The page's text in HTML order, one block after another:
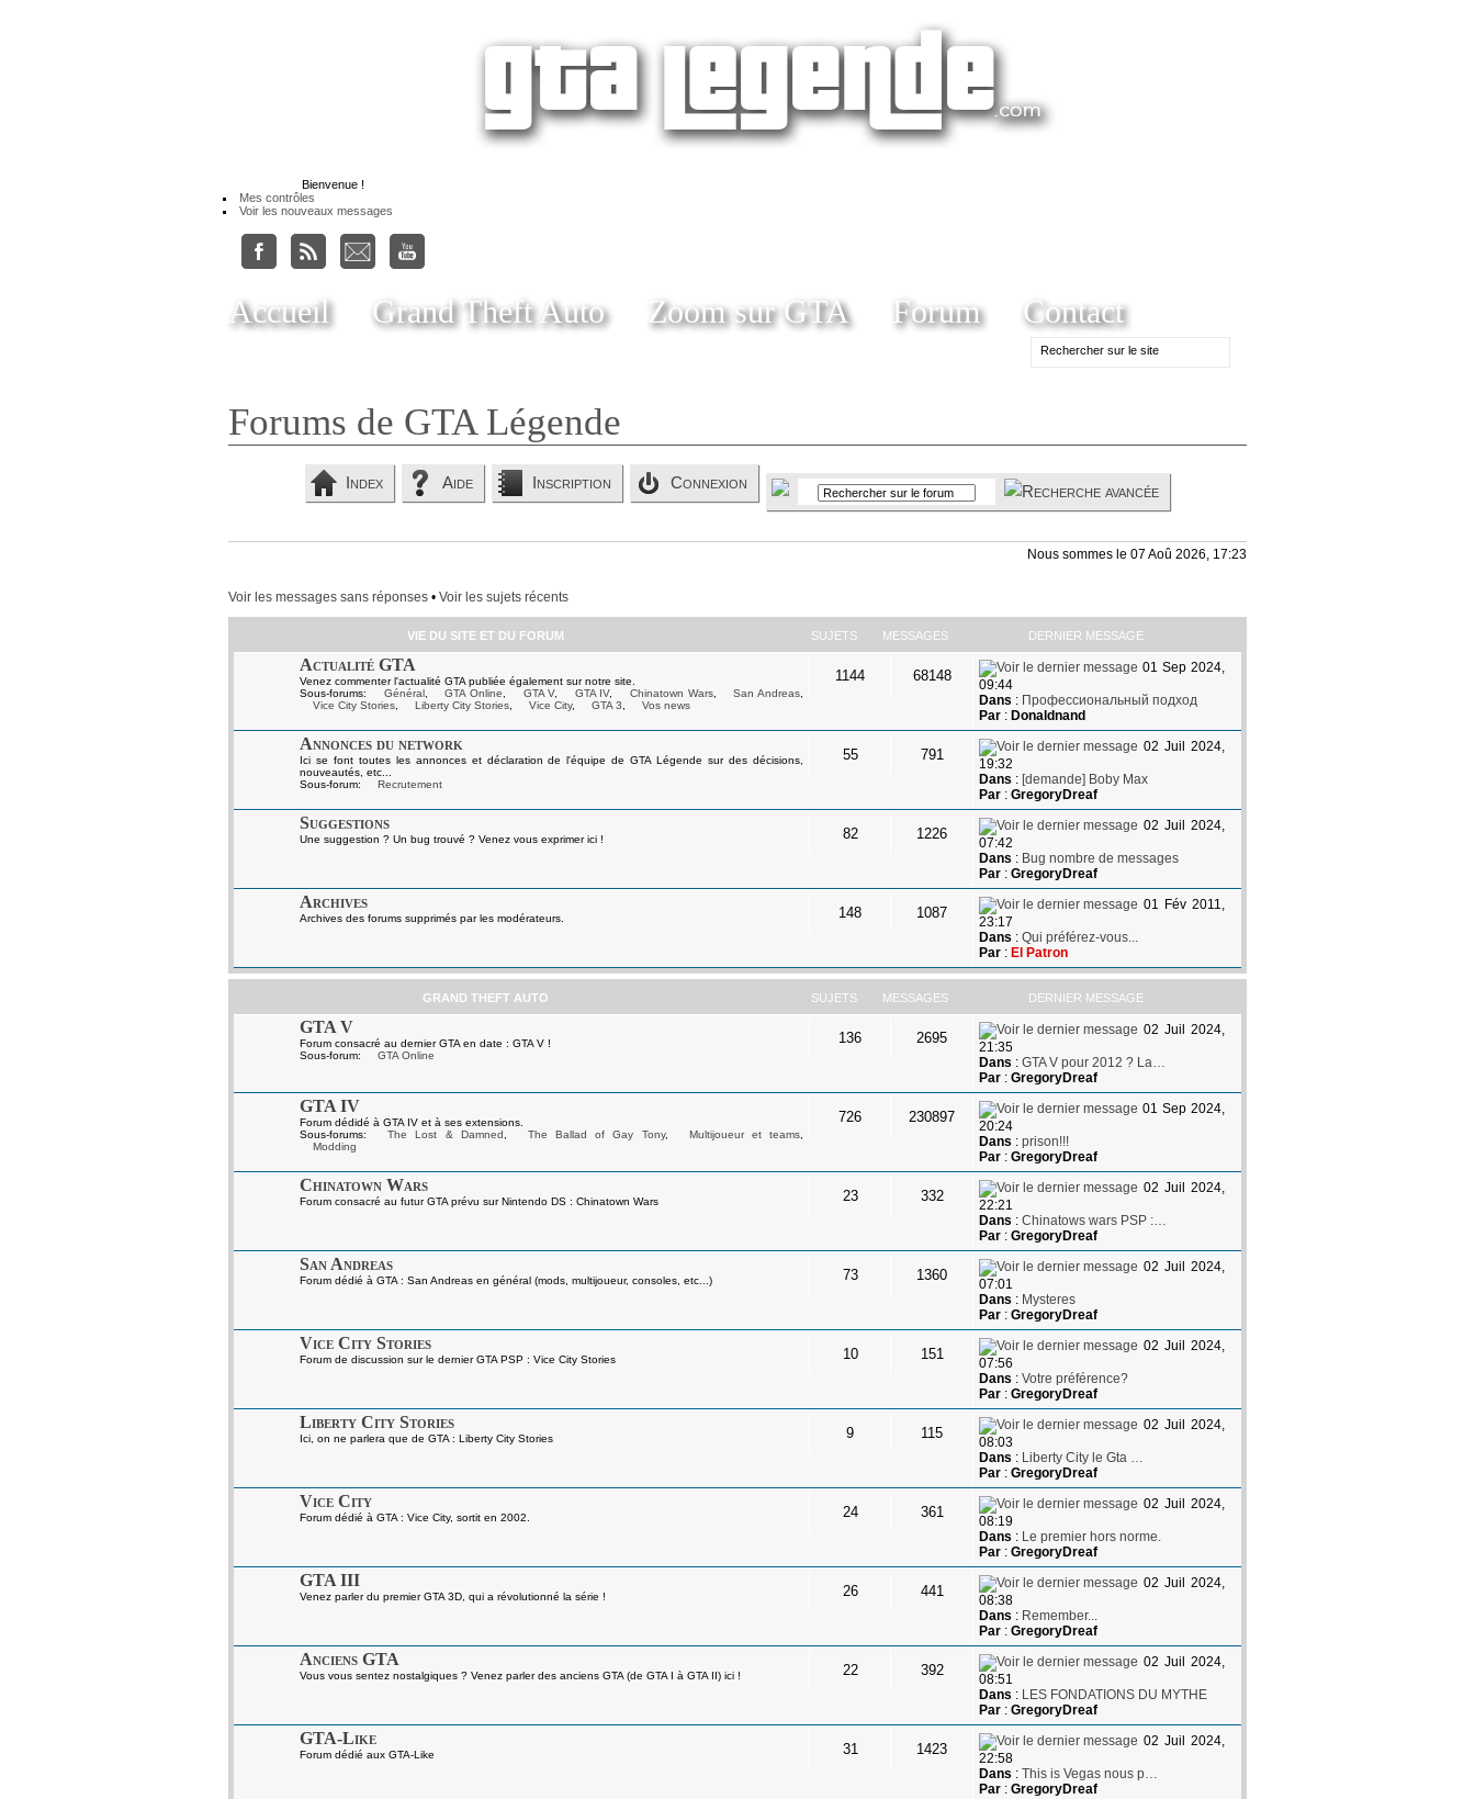
Bienvenue !
Mes contrôles
Voir les nouveaux messages
Accueil Grand Theft Auto Zoom sur GTA Forum Contact
Forums de GTA Légende
Index Aide Inscription Connexion
Nous sommes le 07 Aoû 2026, 17:23
Voir les messages sans réponses • Voir les sujets récents
VIE DU SITE ET DU FORUM SUJETS MESSAGES DERNIER MESSAGE
Actualité GTA
Venez commenter l'actualité GTA publiée également sur notre site.
Sous-forums:
Général, GTA Online GTA V, GTA IV, Chinatown Wars, San Andreas
Vice City Stories
Liberty City Stories Vice City, GTA 3 Vos news
1144 68148
01 Sep 2024,
09:44
Dans : Профессиональный подход
Par: Donaldnand
Annonces du network
Ici se font toutes les annonces et déclaration de l'équipe de GTA Légende sur des décisions,
nouveautés, etc...
Sous-forum:
Recrutement
55 791
02 Juil 2024,
19:32
Dans : [demande] Boby Max
Par: GregoryDreaf
Suggestions
Une suggestion ? Un bug trouvé ? Venez vous exprimer ici ! 82 1226
02 Juil 2024,
07:42
Dans : Bug nombre de messages
Par: GregoryDreaf
Archives
Archives des forums supprimés par les modérateurs. 148 1087
01 Fév 2011,
23:17
Dans : Qui préférez-vous...
Par: El Patron
GRAND THEFT AUTO SUJETS MESSAGES DERNIER MESSAGE
GTA V
Forum consacré au dernier GTA en date : GTA V !
Sous-forum:
GTA Online
136 2695
02 Juil 2024,
21:35
Dans : GTA V pour 2012 ? La…
Par: GregoryDreaf
GTA IV
Forum dédidé à GTA IV et à ses extensions.
Sous-forums:
The Lost & Damned The Ballad of Gay Tony, Multijoueur et teams
Modding
726 230897
01 Sep 2024,
20:24
Dans : prison!!!
Par: GregoryDreaf
Chinatown Wars
Forum consacré au futur GTA prévu sur Nintendo DS : Chinatown Wars 23 332
02 Juil 2024,
22:21
Dans : Chinatows wars PSP :…
Par: GregoryDreaf
San Andreas
Forum dédié à GTA : San Andreas en général (mods, multijoueur, consoles, etc...) 73 1360
02 Juil 2024,
07:01
Dans : Mysteres
Par: GregoryDreaf
Vice City Stories
Forum de discussion sur le dernier GTA PSP : Vice City Stories 10 151
02 Juil 2024,
07:56
Dans : Votre préférence?
Par: GregoryDreaf
Liberty City Stories
Ici, on ne parlera que de GTA : Liberty City Stories 9 115
02 Juil 2024,
08:03
Dans : Liberty City le Gta …
Par: GregoryDreaf
Vice City
Forum dédié à GTA : Vice City, sortit en 2002. 24 361
02 Juil 2024,
08:19
Dans : Le premier hors norme.
Par: GregoryDreaf
GTA III
Venez parler du premier GTA 3D, qui a révolutionné la série ! 26 441
02 Juil 2024,
08:38
Dans : Remember...
Par: GregoryDreaf
Anciens GTA
Vous vous sentez nostalgiques ? Venez parler des anciens GTA (de GTA I à GTA II) ici ! 22 392
02 Juil 2024,
08:51
Dans : LES FONDATIONS DU MYTHE
Par: GregoryDreaf
GTA-Like
Forum dédié aux GTA-Like 31 1423
02 Juil 2024,
22:58
Dans : This is Vegas nous p…
Par: GregoryDreaf